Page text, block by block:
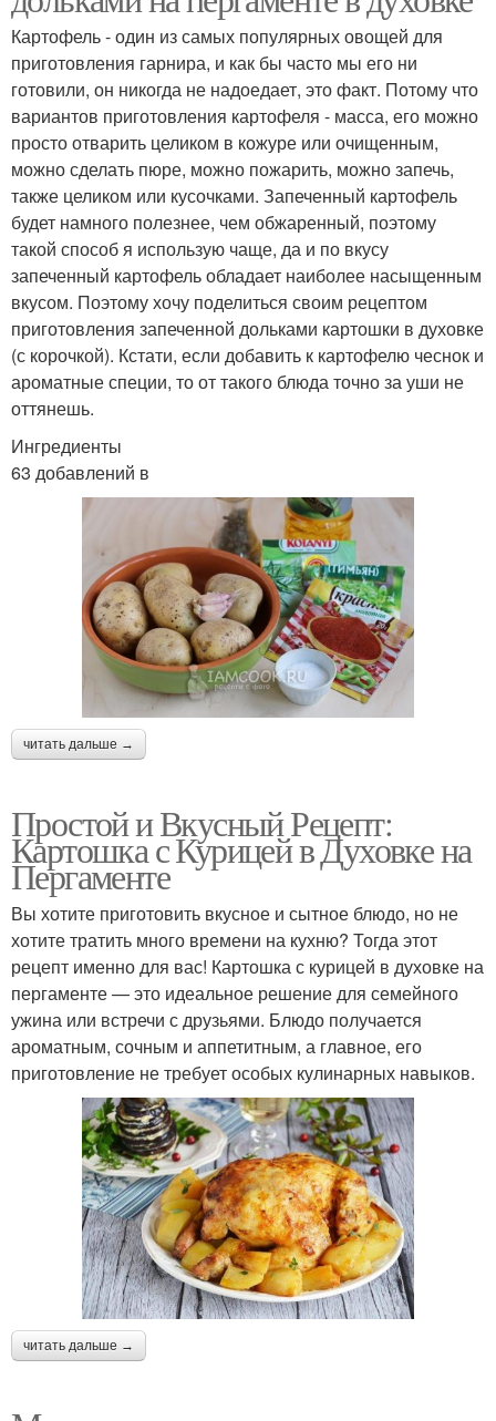
Картофель - один из самых популярных овощей для
приготовления гарнира, и как бы часто мы его ни
готовили, он никогда не надоедает, это факт. Потому что
вариантов приготовления картофеля - масса, его можно
просто отварить целиком в кожуре или очищенным,
можно сделать пюре, можно пожарить, можно запечь,
также целиком или кусочками. Запеченный картофель
будет намного полезнее, чем обжаренный, поэтому
такой способ я использую чаще, да и по вкусу
запеченный картофель обладает наиболее насыщенным
вкусом. Поэтому хочу поделиться своим рецептом
приготовления запеченной дольками картошки в духовке
(с корочкой). Кстати, если добавить к картофелю чеснок и
ароматные специи, то от такого блюда точно за уши не
оттянешь.
Ингредиенты
63 добавлений в
читать дальше →
Простой и Вкусный Рецепт:
Картошка с Курицей в Духовке на
Пергаменте
Вы хотите приготовить вкусное и сытное блюдо, но не
хотите тратить много времени на кухню? Тогда этот
рецепт именно для вас! Картошка с курицей в духовке на
пергаменте — это идеальное решение для семейного
ужина или встречи с друзьями. Блюдо получается
ароматным, сочным и аппетитным, а главное, его
приготовление не требует особых кулинарных навыков.
читать дальше →